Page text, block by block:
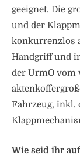
geeignet. Die
und der
konkurrenzlos
Handgriff und
der UrmO vom
Fahrzeug, inkl.
Wie seid ihr